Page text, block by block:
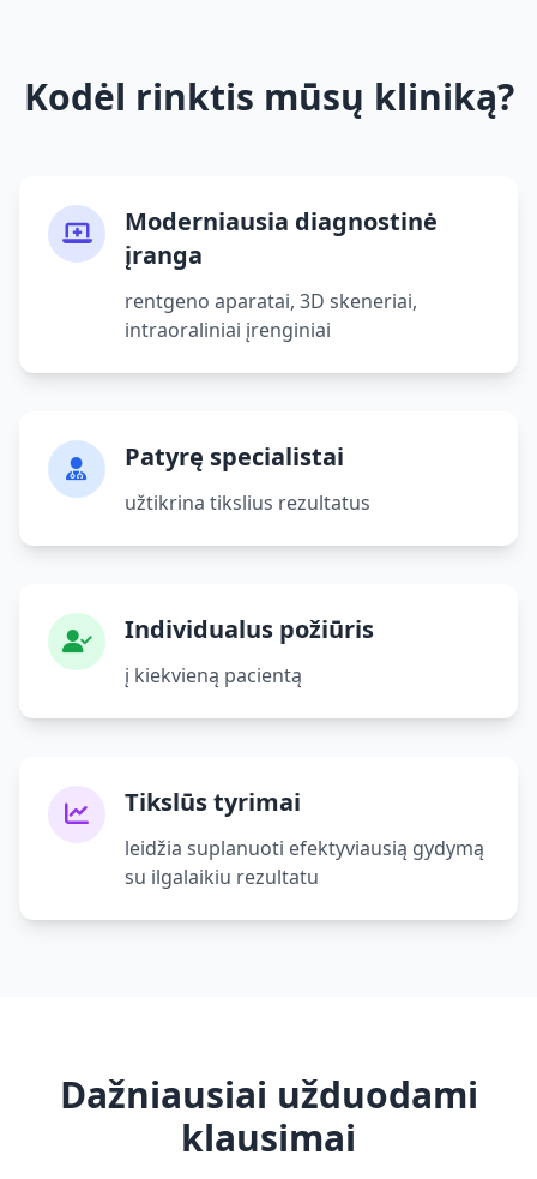
Kodėl rinktis mūsų kliniką?
Moderniausia diagnostinė
įranga
rentgeno aparatai, 3D skeneriai,
intraoraliniai įrenginiai
Patyrę specialistai
užtikrina tikslius rezultatus
Individualus požiūris
į kiekvieną pacientą
Tikslūs tyrimai
leidžia suplanuoti efektyviausią gydymą
su ilgalaikiu rezultatu
Dažniausiai užduodami
klausimai